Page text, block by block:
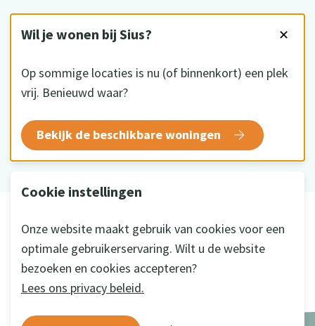
Wil je wonen bij Sius? ✕
Op sommige locaties is nu (of binnenkort) een plek
vrij. Benieuwd waar?
Bekijk de beschikbare woningen
Cookie instellingen
Onze website maakt gebruik van cookies voor een
optimale gebruikerservaring. Wilt u de website
bezoeken en cookies accepteren?
Lees ons privacy beleid.
HKZ gecertificeerd
Disclaimer
Privacy
Cookie instellingen
Ontwikkeld doora&m impact